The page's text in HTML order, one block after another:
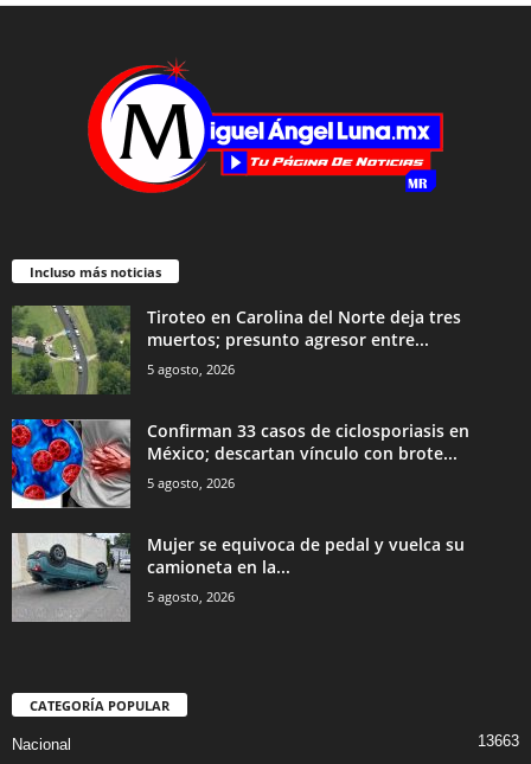
Incluso más noticias
Tiroteo en Carolina del Norte deja tres
muertos; presunto agresor entre...
5 agosto, 2026
Confirman 33 casos de ciclosporiasis en
México; descartan vínculo con brote...
5 agosto, 2026
Mujer se equivoca de pedal y vuelca su
camioneta en la...
5 agosto, 2026
CATEGORÍA POPULAR
Nacional 13663